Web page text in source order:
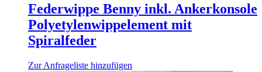
Federwippe Benny inkl. Ankerkonsole
Polyetylenwippelement mit
Spiralfeder
Zur Anfrageliste hinzufügen